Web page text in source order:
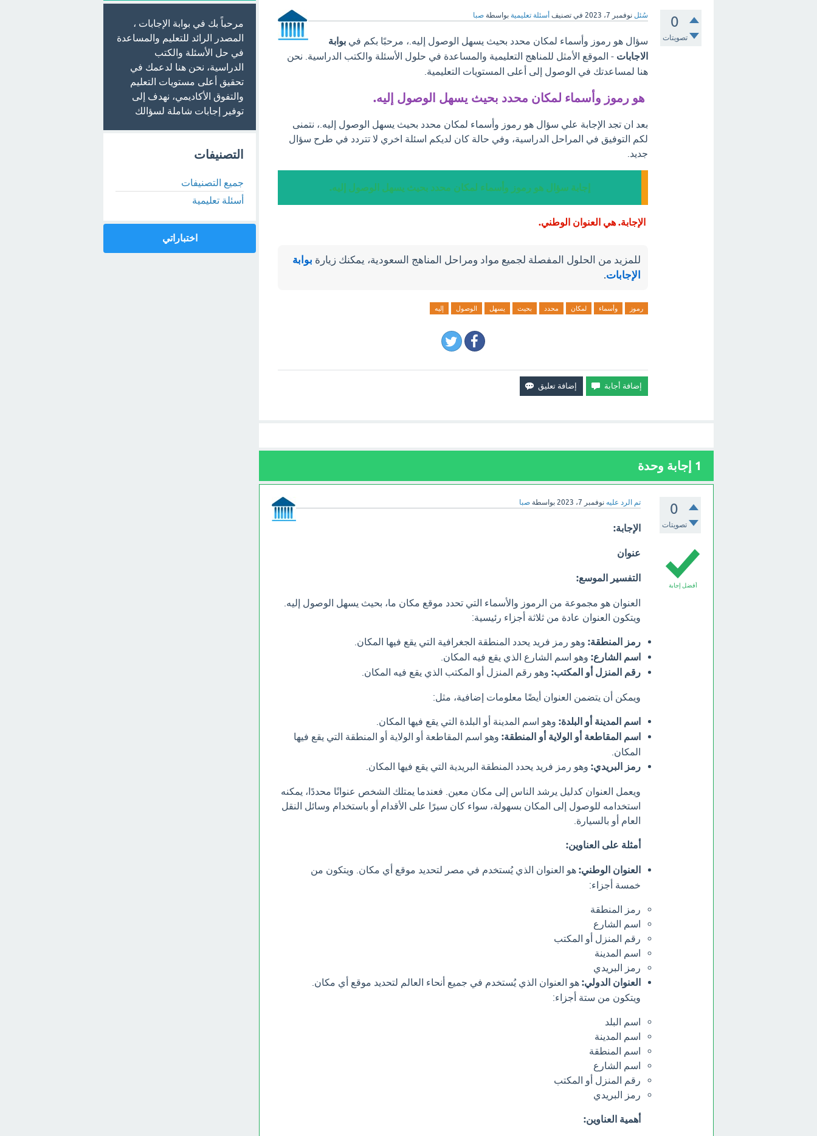
0
تصويتات
سُئل نوفمبر 7، 2023 في تصنيف أسئلة تعليمية بواسطة صبا
سؤال هو رموز وأسماء لمكان محدد بحيث يسهل الوصول إليه.، مرحبًا بكم في بوابة
الاجابات - الموقع الأمثل للمناهج التعليمية والمساعدة في حلول الأسئلة والكتب الدراسية. نحن
هنا لمساعدتك في الوصول إلى أعلى المستويات التعليمية.
هو رموز وأسماء لمكان محدد بحيث يسهل الوصول إليه.
بعد ان تجد الإجابة علي سؤال هو رموز وأسماء لمكان محدد بحيث يسهل الوصول إليه.، نتمنى
لكم التوفيق في المراحل الدراسية، وفي حالة كان لديكم اسئلة اخري لا تتردد في طرح سؤال
جديد.
إجابة سؤال هو رموز وأسماء لمكان محدد بحيث يسهل الوصول إليه.
الإجابة. هي العنوان الوطني.
للمزيد من الحلول المفصلة لجميع مواد ومراحل المناهج السعودية، يمكنك زيارة بوابة
الإجابات.
رموز وأسماء لمكان محدد بحيث يسهل الوصول إليه
1 إجابة وحدة
0
تصويتات
تم الرد عليه نوفمبر 7، 2023 بواسطة صبا
أفضل إجابة
الإجابة:
عنوان
التفسير الموسع:
العنوان هو مجموعة من الرموز والأسماء التي تحدد موقع مكان ما، بحيث يسهل الوصول إليه.
ويتكون العنوان عادة من ثلاثة أجزاء رئيسية:
رمز المنطقة:وهو رمز فريد يحدد المنطقة الجغرافية التي يقع فيها المكان.
اسم الشارع:وهو اسم الشارع الذي يقع فيه المكان.
رقم المنزل أو المكتب:وهو رقم المنزل أو المكتب الذي يقع فيه المكان.
ويمكن أن يتضمن العنوان أيضًا معلومات إضافية، مثل:
اسم المدينة أو البلدة:وهو اسم المدينة أو البلدة التي يقع فيها المكان.
اسم المقاطعة أو الولاية أو المنطقة:وهو اسم المقاطعة أو الولاية أو المنطقة التي يقع فيها
المكان.
رمز البريدي:وهو رمز فريد يحدد المنطقة البريدية التي يقع فيها المكان.
ويعمل العنوان كدليل يرشد الناس إلى مكان معين. فعندما يمتلك الشخص عنوانًا محددًا، يمكنه
استخدامه للوصول إلى المكان بسهولة، سواء كان سيرًا على الأقدام أو باستخدام وسائل النقل
العام أو بالسيارة.
أمثلة على العناوين:
العنوان الوطني:هو العنوان الذي يُستخدم في مصر لتحديد موقع أي مكان. ويتكون من
خمسة أجزاء:
رمز المنطقة
اسم الشارع
رقم المنزل أو المكتب
اسم المدينة
رمز البريدي
العنوان الدولي:هو العنوان الذي يُستخدم في جميع أنحاء العالم لتحديد موقع أي مكان.
ويتكون من ستة أجزاء:
اسم البلد
اسم المدينة
اسم المنطقة
اسم الشارع
رقم المنزل أو المكتب
رمز البريدي
أهمية العناوين:
مرحباً بك في بوابة الإجابات ،
المصدر الرائد للتعليم والمساعدة
في حل الأسئلة والكتب
الدراسية، نحن هنا لدعمك في
تحقيق أعلى مستويات التعليم
والتفوق الأكاديمي، نهدف إلى
توفير إجابات شاملة لسؤالك
التصنيفات
جميع التصنيفات
أسئلة تعليمية
اختباراتي